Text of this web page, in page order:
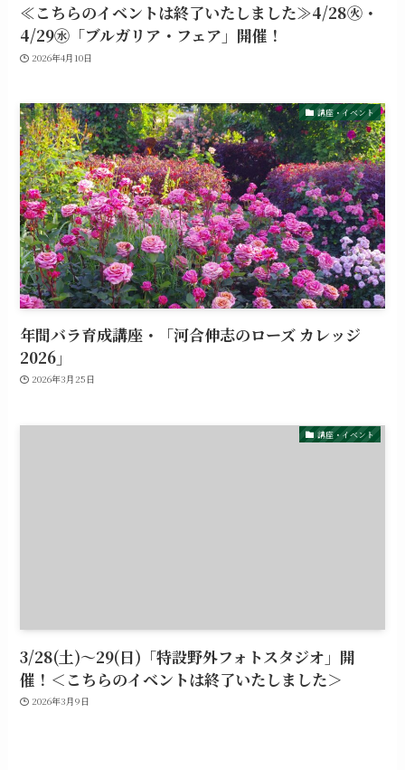
≪こちらのイベントは終了いたしました≫4/28㊋・
4/29㊌「ブルガリア・フェア」開催！
2026年4月10日
講座・イベント
年間バラ育成講座・「河合伸志のローズ カレッジ
2026」
2026年3月25日
講座・イベント
3/28(土)～29(日)「特設野外フォトスタジオ」開
催！＜こちらのイベントは終了いたしました＞
2026年3月9日